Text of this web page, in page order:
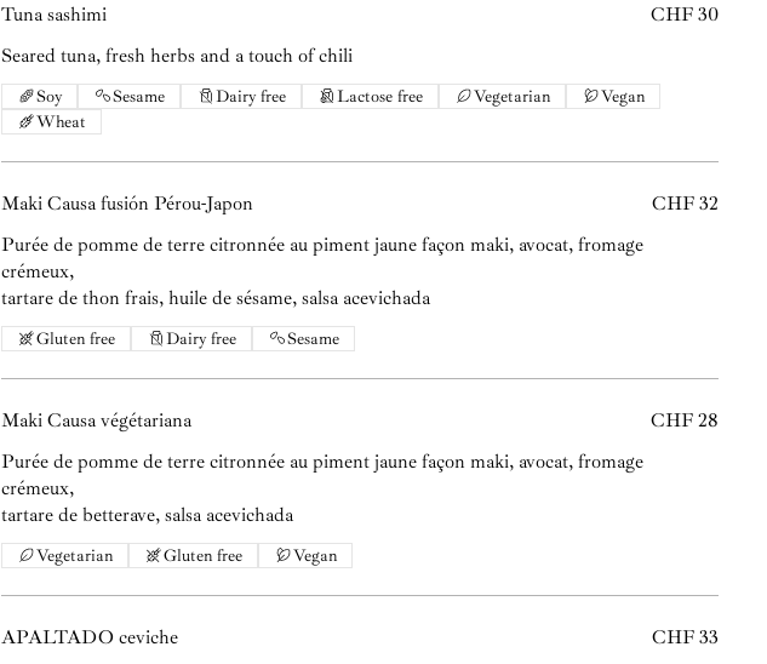
Tuna sashimi
Seared tuna, fresh herbs and a touch of chili
CHF 30
Soy Sesame Dairy free Lactose free Vegetarian
Vegan
Wheat
Maki Causa fusión Pérou-Japon
Purée de pomme de terre citronnée au piment jaune façon maki, avocat, fromage
crémeux,
tartare de thon frais, huile de sésame, salsa acevichada
CHF 32
Gluten free Dairy free Sesame
Maki Causa végétariana
Purée de pomme de terre citronnée au piment jaune façon maki, avocat, fromage
crémeux,
tartare de betterave, salsa acevichada
CHF 28
Vegetarian Gluten free Vegan
APALTADO ceviche
CHF 33